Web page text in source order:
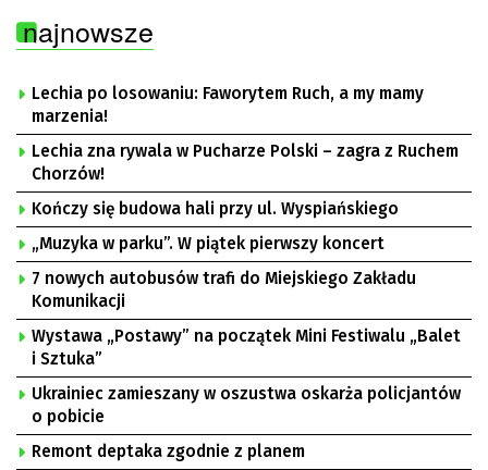
najnowsze
Lechia po losowaniu: Faworytem Ruch, a my mamy
marzenia!
Lechia zna rywala w Pucharze Polski – zagra z Ruchem
Chorzów!
Kończy się budowa hali przy ul. Wyspiańskiego
„Muzyka w parku”. W piątek pierwszy koncert
7 nowych autobusów trafi do Miejskiego Zakładu
Komunikacji
Wystawa „Postawy” na początek Mini Festiwalu „Balet
i Sztuka”
Ukrainiec zamieszany w oszustwa oskarża policjantów
o pobicie
Remont deptaka zgodnie z planem